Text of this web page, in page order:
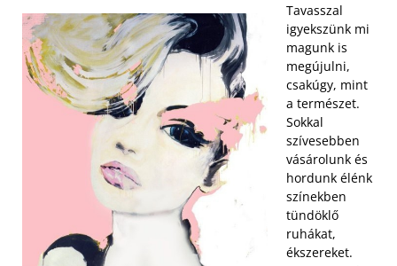
Tavasszal
igyekszünk mi
magunk is
megújulni,
csakúgy, mint
a természet.
Sokkal
szívesebben
vásárolunk és
hordunk élénk
színekben
tündöklő
ruhákat,
ékszereket.